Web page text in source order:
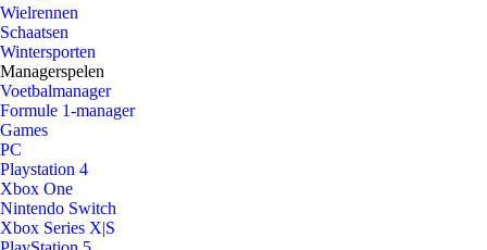
Wielrennen
Schaatsen
Wintersporten
Managerspelen
Voetbalmanager
Formule 1-manager
Games
PC
Playstation 4
Xbox One
Nintendo Switch
Xbox Series X|S